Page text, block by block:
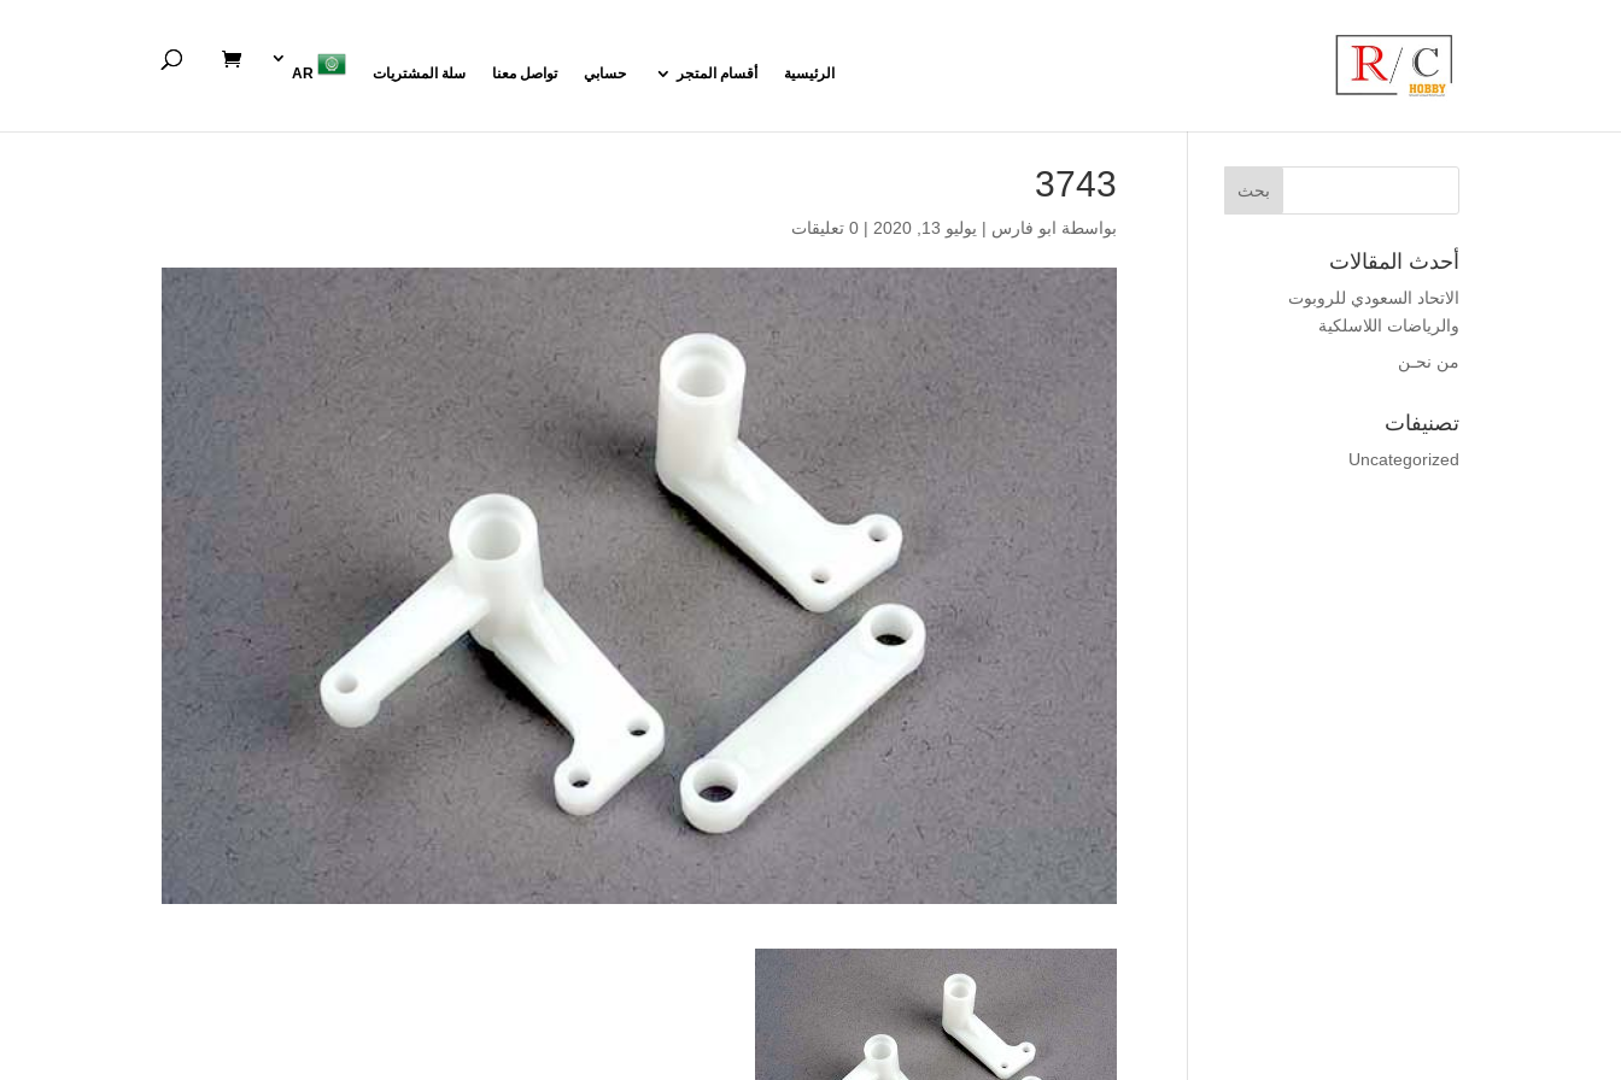
الرئيسية أقسام المتجر حسابي تواصل معنا سلة المشتريات AR
3743
بواسطة ابو فارس | يوليو 13, 2020 | 0 تعليقات
أحدث المقالات
الاتحاد السعودي للروبوت
والرياضات اللاسلكية
من نحـن
تصنيفات
Uncategorized